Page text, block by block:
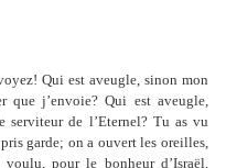
Qui est aveugle, sinon mon
que j’envoie? Qui est aveugle,
serviteur de l’Eternel? Tu as vu
garde; on a ouvert les oreilles,
pour le bonheur d’Israël,